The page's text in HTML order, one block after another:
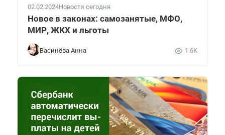
02.02.2024Новости сегодня
Новое в законах: самозанятые, МФО,
МИР, ЖКХ и льготы
Васинёва Анна 1.6K